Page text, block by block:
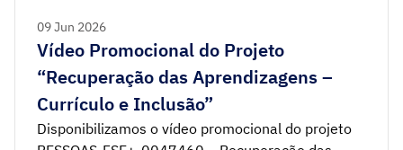
09 Jun 2026
Vídeo Promocional do Projeto
“Recuperação das Aprendizagens –
Currículo e Inclusão”
Disponibilizamos o vídeo promocional do projeto